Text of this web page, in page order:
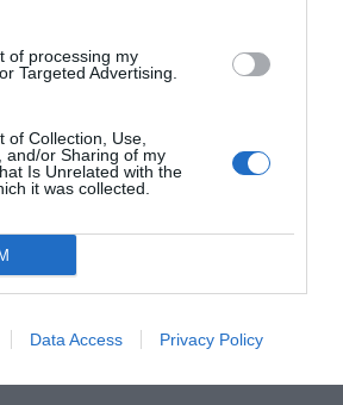
of processing my
Targeted Advertising.
of Collection, Use,
and/or Sharing of my
Is Unrelated with the
it was collected.
Data Access Privacy Policy
la
en la
electoral de
continuista
Ramon
de Terrassa